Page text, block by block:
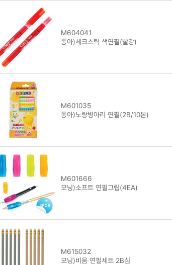
M604041
동아)체크스틱 색연필(빨강)
M601035
동아)노랑병아리 연필(2B/10본)
M601666
모닝)소프트 연필그립(4EA)
M615032
모닝)비움 연필세트 2B심